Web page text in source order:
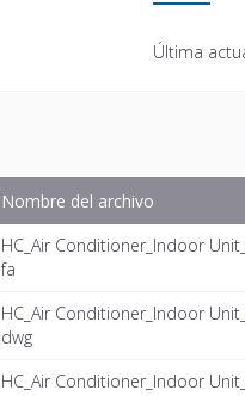
Última
Nombre del archivo
HC_Air Conditioner_Indoor
fa
HC_Air Conditioner_Indoor
dwg
HC_Air Conditioner_Indoor